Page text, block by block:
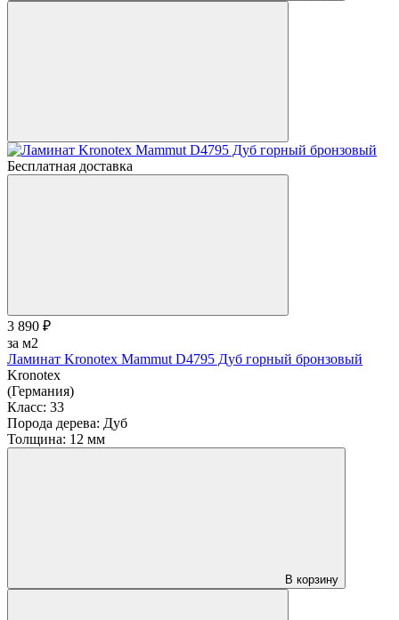
Бесплатная доставка
3 890 ₽
за м2
Ламинат Kronotex Mammut D4795 Дуб горный бронзовый
Kronotex
(Германия)
Класс: 33
Порода дерева: Дуб
Толщина: 12 мм
В корзину